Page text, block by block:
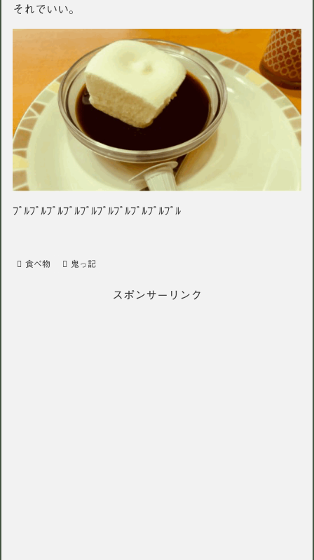
それでいい。
ﾌﾟﾙﾌﾟﾙﾌﾟﾙﾌﾟﾙﾌﾟﾙﾌﾟﾙﾌﾟﾙﾌﾟﾙﾌﾟﾙﾌﾟﾙ
食べ物 鬼っ記
スポンサーリンク